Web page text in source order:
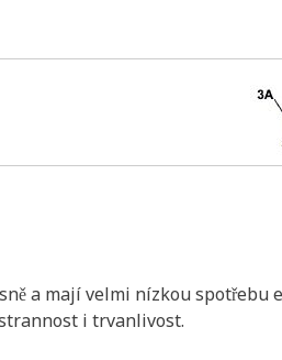
a mají velmi nízkou spotřebu
i trvanlivost.